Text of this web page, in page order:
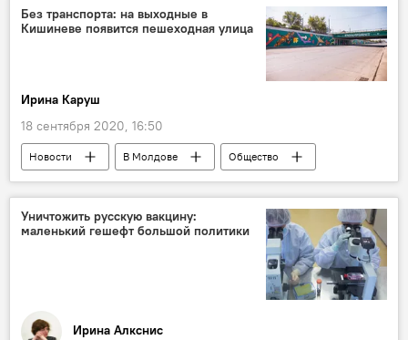
Коронавирус
Без транспорта: на выходные в
Кишиневе появится пешеходная улица
Ирина Каруш
18 сентября 2020, 16:50
Новости В Молдове Общество
Уничтожить русскую вакцину:
маленький гешефт большой политики
Ирина Алкснис